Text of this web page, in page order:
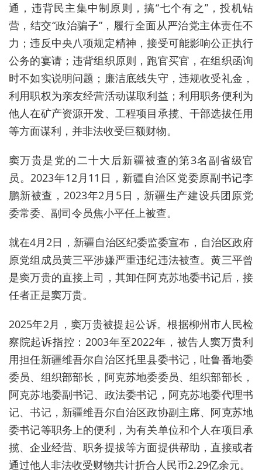
通，违背民主集中制原则，搞“七个有之”，投机钻
营，结交“政治骗子”，履行全面从严治党主体责任不
力；违反中央八项规定精神，接受可能影响公正执行
公务的宴请；违背组织原则，跑官买官，在组织函询
时不如实说明问题；廉洁底线失守，违规收受礼金，
利用职权为亲友经营活动谋取利益；利用职务便利为
他人在矿产资源开发、工程项目承揽、干部选拔任用
等方面谋利，并非法收受巨额财物。
窦万贵是党的二十大后新疆被查的第3名副省级官
员。2023年12月11日，新疆自治区党委原副书记李
鹏新被查，2023年2月5日，新疆生产建设兵团原党
委常委、副司令员焦小平任上被查。
就在4月2日，新疆自治区纪委监委宣布，自治区政府
原党组成员黄三平涉嫌严重违纪违法被查。黄三平曾
是窦万贵的直接上司，其卸任阿克苏地委书记后，接
任者正是窦万贵。
2025年2月，窦万贵被提起公诉。根据柳州市人民检
察院起诉指控：2003年至2022年，被告人窦万贵利
用担任新疆维吾尔自治区托里县委书记，吐鲁番地委
委员、组织部部长，阿克苏地委委员、组织部部长，
阿克苏地委副书记、政法委书记，阿克苏地委代理书
记、书记，新疆维吾尔自治区政协副主席、阿克苏地
委书记等职务上的便利，为有关单位和个人在项目承
揽、企业经营、职务提拔等方面提供帮助，直接或者
通过他人非法收受财物共计折合人民币2.29亿余元。